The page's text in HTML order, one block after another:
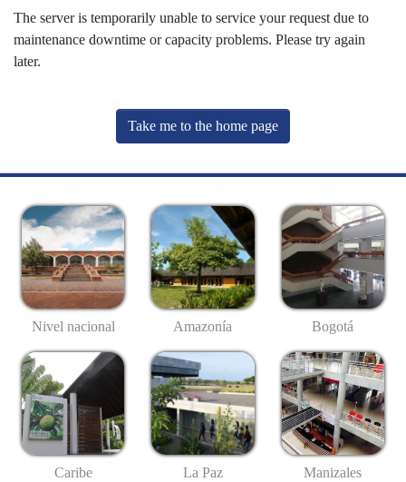
The server is temporarily unable to service your request due to
maintenance downtime or capacity problems. Please try again
later.
Take me to the home page
Nivel nacional Amazonía Bogotá
Caribe La Paz Manizales